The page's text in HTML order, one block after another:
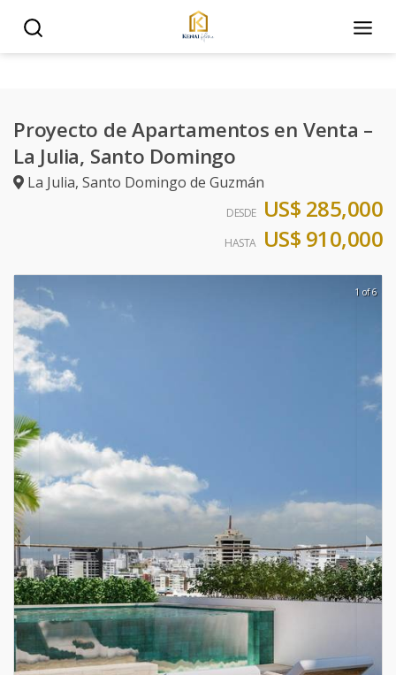
Proyecto de Apartamentos en Venta –
La Julia, Santo Domingo
La Julia, Santo Domingo de Guzmán
DESDE US$ 285,000
HASTA US$ 910,000
1 of 6